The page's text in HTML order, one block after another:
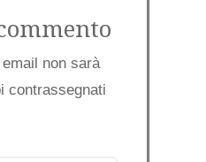
non sarà
contrassegnati